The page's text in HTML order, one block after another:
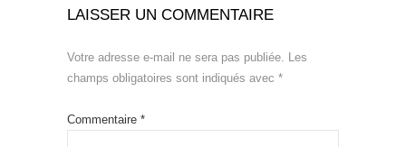
LAISSER UN COMMENTAIRE
Votre adresse e-mail ne sera pas publiée.
Les
champs obligatoires sont indiqués avec *
Commentaire *